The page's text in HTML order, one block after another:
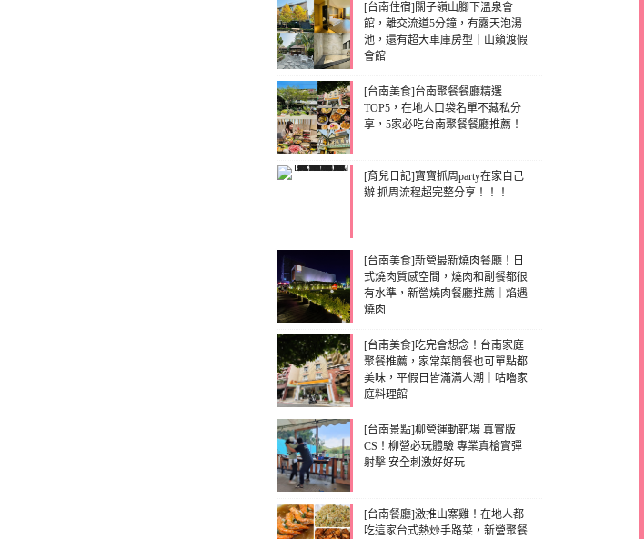
[台南住宿]關子嶺山腳下溫泉會
館，離交流道5分鐘，有露天泡湯
池，還有超大車庫房型｜山籟渡假
會館
[台南美食]台南聚餐餐廳精選
TOP5，在地人口袋名單不藏私分
享，5家必吃台南聚餐餐廳推薦！
[育兒日記]寶寶抓周party在家自己
辦 抓周流程超完整分享！！！
[台南美食]新營最新燒肉餐廳！日
式燒肉質感空間，燒肉和副餐都很
有水準，新營燒肉餐廳推薦｜焰遇
燒肉
[台南美食]吃完會想念！台南家庭
聚餐推薦，家常菜簡餐也可單點都
美味，平假日皆滿滿人潮｜咕嚕家
庭料理館
[台南景點]柳營運動靶場 真實版
CS！柳營必玩體驗 專業真槍實彈
射擊 安全刺激好好玩
[台南餐廳]激推山寨雞！在地人都
吃這家台式熱炒手路菜，新營聚餐